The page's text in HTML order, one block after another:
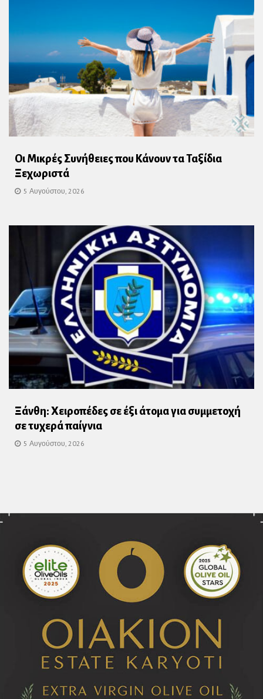
Οι Μικρές Συνήθειες που Κάνουν τα Ταξίδια
Ξεχωριστά
5 Αυγούστου, 2026
Ξάνθη: Χειροπέδες σε έξι άτομα για συμμετοχή
σε τυχερά παίγνια
5 Αυγούστου, 2026